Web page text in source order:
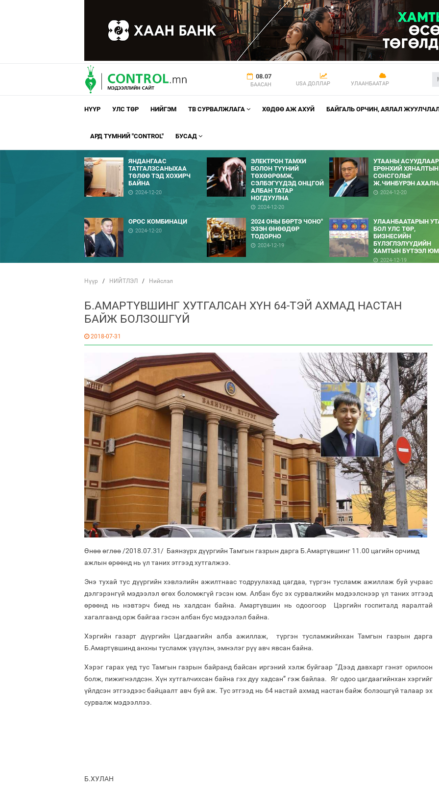
08.07
БААСАН USA ДОЛЛАР УЛААНБААТАР
НҮҮР УЛС ТӨР НИЙГЭМ ТВ СУРВАЛЖЛАГА ХӨДӨӨ АЖ АХУЙ БАЙГАЛЬ ОРЧИН, АЯЛАЛ
АРД ТҮМНИЙ "CONTROL" БУСАД
ЯНДАНГААС
ТАТГАЛЗСАНЫХАА
ТӨЛӨӨ ТЭД ХОХИРЧ
БАЙНА
2024-12-20
ЭЛЕКТРОН ТАМХИ
БОЛОН ТҮҮНИЙ
ТӨХӨӨРӨМЖ,
СЭЛБЭГҮҮДЭД ОНЦГОЙ
АЛБАН ТАТАР
НОГДУУЛНА
2024-12-20
УТААНЫ АСУУДЛААР
ЕРӨНХИЙ ХЯНАЛТЫН
СОНСГОЛЫГ
Ж.ЧИНБҮРЭН
2024-12-20
ОРОС КОМБИНАЦИ
2024-12-20
2024 ОНЫ БӨРТЭ ЧОНО"
ЭЗЭН ӨНӨӨДӨР
ТОДОРНО
2024-12-19
УЛААНБААТАРЫН
БОЛ УЛС ТӨР,
БИЗНЕСИЙН
БҮЛЭГЛЭЛҮҮДИЙН
ХАМТЫН БҮТЭЭЛ ЮМ
2024-12-19
Нүүр / НИЙТЛЭЛ / Нийслэл
Б.АМАРТҮВШИНГ ХУТГАЛСАН ХҮН 64-ТЭЙ АХМАД НАСТАН
БАЙЖ БОЛЗОШГҮЙ
2018-07-31
Өнөө өглөө /2018.07.31/ Баянзүрх дүүргийн Тамгын газрын дарга Б.Амартүвшинг 11.00 цагийн орчимд
ажлын өрөөнд нь үл таних этгээд хутгалжээ.
Энэ тухай тус дүүргийн хэвлэлийн ажилтнаас тодруулахад цагдаа, түргэн тусламж ажиллаж буй учраас
дэлгэрэнгүй мэдээлэл өгөх боломжгүй гэсэн юм. Албан бус эх сурвалжийн мэдээлснээр үл таних этгээд
өрөөнд нь нэвтэрч биед нь халдсан байна. Амартүвшин нь одоогоор Цэргийн госпиталд яаралтай
хагалгаанд орж байгаа гэсэн албан бус мэдээлэл байна.
Хэргийн газарт дүүргийн Цагдаагийн алба ажиллаж, түргэн тусламжийнхан Тамгын газрын дарга
Б.Амартүвшинд анхны тусламж үзүүлэн, эмнэлэг рүү авч явсан байна.
Хэрэг гарах үед тус Тамгын газрын байранд байсан иргэний хэлж буйгаар “Дээд давхарт гэнэт орилоон
болж, пижигнэлдсэн. Хүн хутгалчихсан байна гэх дуу хадсан” гэж байлаа. Яг одоо цагдаагийнхан хэргийг
үйлдсэн этгээдээс байцаалт авч буй аж. Тус этгээд нь 64 настай ахмад настан байж болзошгүй талаар эх
сурвалж мэдээллээ.
Б.ХУЛАН